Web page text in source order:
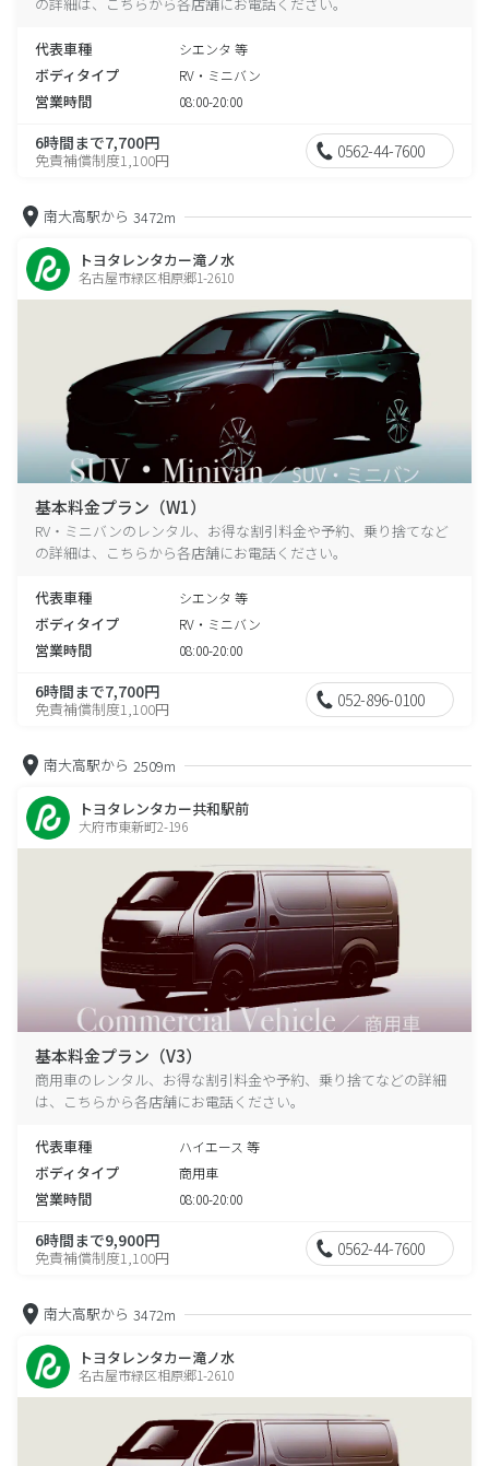
代表車種 シエンタ 等
ボディタイプ RV・ミニバン
営業時間 08:00-20:00
6時間まで7,700円
免責補償制度1,100円 0562-44-7600
南大高駅から 3472m
トヨタレンタカー滝ノ水
名古屋市緑区相原郷1-2610
基本料金プラン（W1）
RV・ミニバンのレンタル、お得な割引料金や予約、乗り捨てなど
の詳細は、こちらから各店舗にお電話ください。
代表車種 シエンタ 等
ボディタイプ RV・ミニバン
営業時間 08:00-20:00
6時間まで7,700円
免責補償制度1,100円 052-896-0100
南大高駅から 2509m
トヨタレンタカー共和駅前
大府市東新町2-196
基本料金プラン（V3）
商用車のレンタル、お得な割引料金や予約、乗り捨てなどの詳細
は、こちらから各店舗にお電話ください。
代表車種 ハイエース 等
ボディタイプ 商用車
営業時間 08:00-20:00
6時間まで9,900円
免責補償制度1,100円 0562-44-7600
南大高駅から 3472m
トヨタレンタカー滝ノ水
名古屋市緑区相原郷1-2610